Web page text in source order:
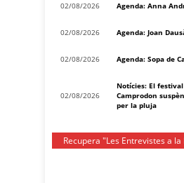
02/08/2026 Agenda: Anna
02/08/2026 Agenda: Joan
02/08/2026 Agenda: Sopa de
02/08/2026
Notícies: El
Camprodon
per la pluja
Recupera "Les Entrevistes a la